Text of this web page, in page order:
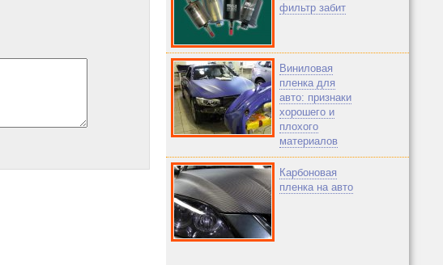
фильтр забит
Виниловая
пленка для
авто: признаки
хорошего и
плохого
материалов
Карбоновая
пленка на авто